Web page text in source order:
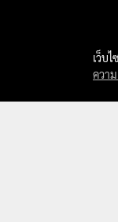
เว็บ
ควา